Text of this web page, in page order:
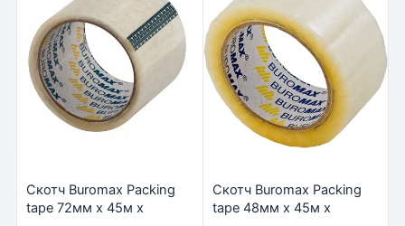
Скотч Buromax Packing
tape 72мм x 45м х
Скотч Buromax Packing
tape 48мм x 45м х